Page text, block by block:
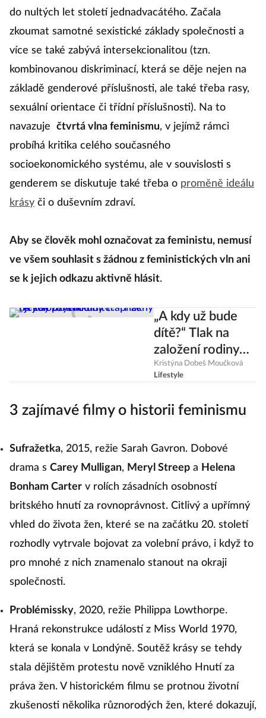
do nultých let století jednadvacátého. Začala
zkoumat samotné sexistické základy společnosti a
více se také zabývá intersekcionalitou (tzn.
kombinovanou diskriminací, která se děje nejen na
základě genderové příslušnosti, ale také třeba rasy,
sexuální orientace či třídní příslušnosti). Na to
navazuje
čtvrtá vlna feminismu, v jejímž rámci
probíhá kritika celého současného
socioekonomického systému, ale v souvislosti s
genderem se diskutuje také třeba o proměně ideálu
krásy či o duševním zdraví.
Aby se člověk mohl označovat za feministu, nemusí
ve všem souhlasit s žádnou z feministických vln ani
se k jejich odkazu aktivně hlásit.
„A kdy už bude
dítě?“ Tlak na
založení rodiny
trápí ženy i jejich
psychiku
Kristýna Dobeš Moučková
Lifestyle
3 zajímavé filmy o historii feminismu
Sufražetka, 2015, režie Sarah Gavron. Dobové
drama s Carey Mulligan, Meryl Streep a Helena
Bonham Carter v rolích zásadních osobností
britského hnutí za rovnoprávnost. Citlivý a upřímný
vhled do života žen, které se na začátku 20. století
rozhodly vytrvale bojovat za volební právo, i když to
pro mnohé z nich znamenalo stanout na okraji
společnosti.
Problémissky, 2020, režie Philippa Lowthorpe.
Hraná rekonstrukce událostí z Miss World 1970,
která se konala v Londýně. Soutěž krásy se tehdy
stala dějištěm protestu nově vzniklého Hnutí za
práva žen. V historickém filmu se protnou životní
zkušenosti několika různorodých žen, které dokazují,